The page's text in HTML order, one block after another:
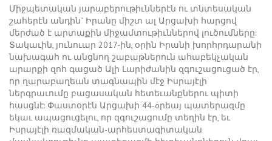
Միջպետական յարաբերութիւններէն ու տնտեսական
շահերէն անդին` Իրանը միշտ ալ Արցախի հարցով
մերժած է արտաքին միջամտութիւններով լուծումները:
Տակաւին, յունուար 2017-ին, օրին Իրանի խորհրդարանի
նախագահ ու անցնող շաբաթներուն ահաբեկչական
արարքի զոհ գացած Ալի Լարիժանին զգուշացուցած էր,
որ ղարաբաղեան տագնապին մէջ Իսրայէլի
ներգրաւումը բացասական հետեւանքներու պիտի
հասցնէ: Փաստօրէն Արցախի 44-oրեայ պատերազմը
եկաւ ապացուցելու, որ զգուշացումը տեղին էր, եւ
Իսրայէլի ռազմական-արհեստագիտական